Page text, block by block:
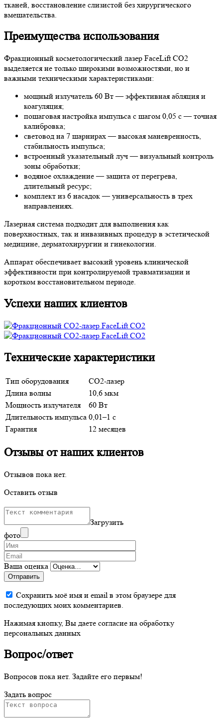
тканей, восстановление слизистой без хирургического
вмешательства.
Преимущества использования
Фракционный косметологический лазер FaceLift CO2
выделяется не только широкими возможностями, но и
важными техническими характеристиками:
мощный излучатель 60 Вт — эффективная абляция и
коагуляция;
пошаговая настройка импульса с шагом 0,05 с — точная
калибровка;
световод на 7 шарнирах — высокая маневренность,
стабильность импульса;
встроенный указательный луч — визуальный контроль
зоны обработки;
водяное охлаждение — защита от перегрева,
длительный ресурс;
комплект из 6 насадок — универсальность в трех
направлениях.
Лазерная система подходит для выполнения как
поверхностных, так и инвазивных процедур в эстетической
медицине, дерматохирургии и гинекологии.
Аппарат обеспечивает высокий уровень клинической
эффективности при контролируемой травматизации и
коротком восстановительном периоде.
Успехи наших клиентов
Технические характеристики
Тип оборудования
CO2-лазер
Длина волны
10,6 мкм
Мощность излучателя
60 Вт
Длительность импульса 0,01–1 с
Гарантия
12 месяцев
Отзывы от наших клиентов
Отзывов пока нет.
Оставить отзыв
Загрузить
фото
Ваша оценка
Отправить
Сохранить моё имя и email в этом браузере для
последующих моих комментариев.
Нажимая кнопку, Вы даете согласие на обработку
персональных данных
Вопрос/ответ
Вопросов пока нет. Задайте его первым!
Задать вопрос